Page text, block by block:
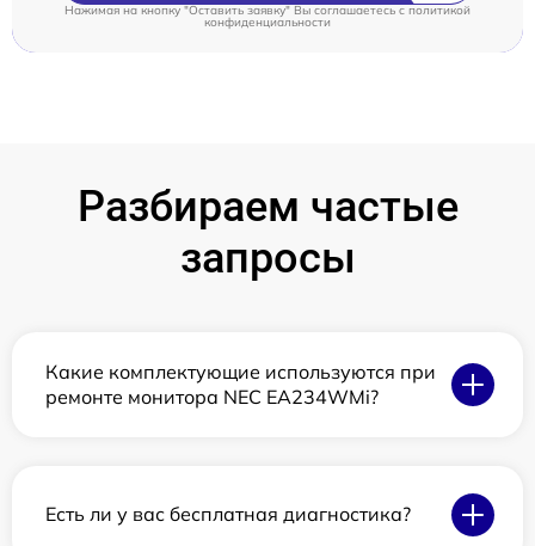
Нажимая на кнопку "Оставить заявку" Вы соглашаетесь cполитикой
конфиденциальности
Разбираем частые
запросы
Какие комплектующие используются при
ремонте монитора NEC EA234WMi?
Есть ли у вас бесплатная диагностика?